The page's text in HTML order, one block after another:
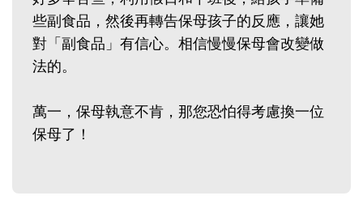
些副食品，然後再轉告保母孩子的反應，讓她
對「副食品」有信心。相信慢慢保母會改變做
法的。
萬一，保母執意不肯，那您恐怕得考慮換一位
保母了！